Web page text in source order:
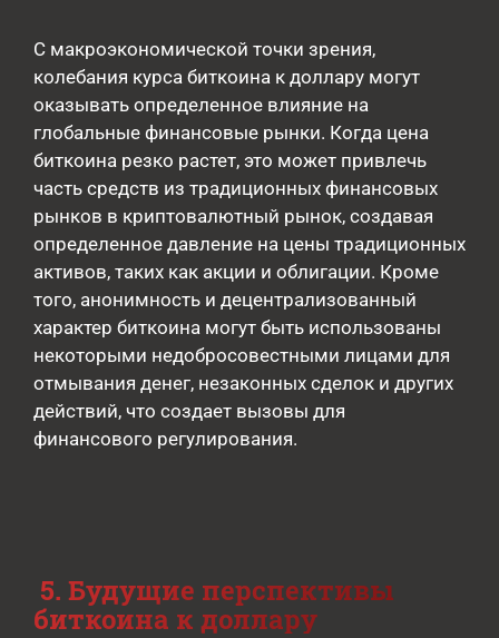
С макроэкономической точки зрения,
колебания курса биткоина к доллару могут
оказывать определенное влияние на
глобальные финансовые рынки. Когда цена
биткоина резко растет, это может привлечь
часть средств из традиционных финансовых
рынков в криптовалютный рынок, создавая
определенное давление на цены традиционных
активов, таких как акции и облигации. Кроме
того, анонимность и децентрализованный
характер биткоина могут быть использованы
некоторыми недобросовестными лицами для
отмывания денег, незаконных сделок и других
действий, что создает вызовы для
финансового регулирования.
5. Будущие перспективы
биткоина к доллару